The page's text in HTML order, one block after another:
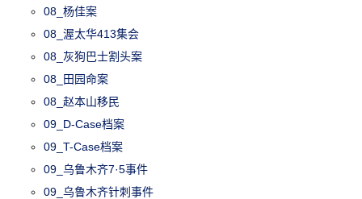
08_杨佳案
08_渥太华413集会
08_灰狗巴士割头案
08_田园命案
08_赵本山移民
09_D-Case档案
09_T-Case档案
09_乌鲁木齐7·5事件
09_乌鲁木齐针刺事件